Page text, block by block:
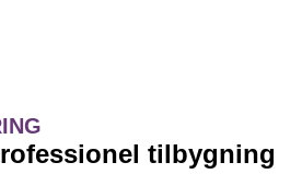
tilbygning